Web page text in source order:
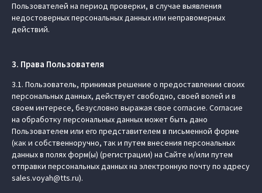
Пользователей на период проверки, в случае выявления
недостоверных персональных данных или неправомерных
действий.
3. Права Пользователя
3.1. Пользователь, принимая решение о предоставлении своих
персональных данных, действует свободно, своей волей и в
своем интересе, безусловно выражая свое согласие. Согласие
на обработку персональных данных может быть дано
Пользователем или его представителем в письменной форме
(как и собственноручно, так и путем внесения персональных
данных в полях форм(ы) (регистрации) на Сайте и/или путем
отправки персональных данных на электронную почту по адресу
sales.voyah@tts.ru).